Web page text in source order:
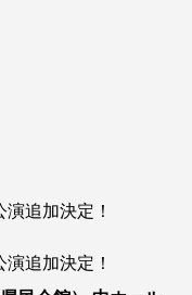
追加決定！
追加決定！